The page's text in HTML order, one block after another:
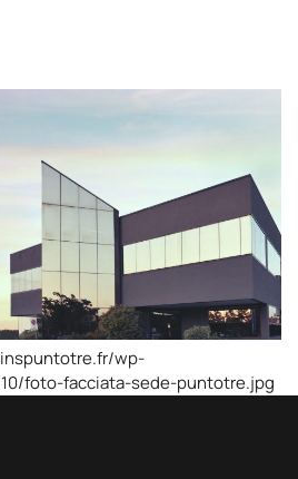
wp-
foto-facciata-sede-puntotre.jpg